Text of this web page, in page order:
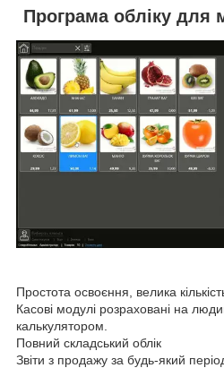
Програма обліку для
Простота освоєння, велика
Касові модулі розраховані на
калькулятором.
Повний складський облік
Звіти з продажу за будь-який